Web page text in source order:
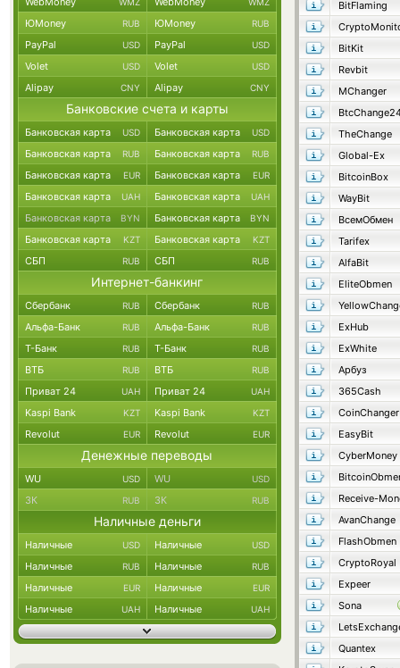
BitFlaming
BitKit
Revbit
MChanger
TheChange
Global-Ex
BitcoinBox
WayBit
ВсемОбмен
Tarifex
AlfaBit
EliteObmen
ExHub
ExWhite
Арбуз
365Cash
CoinChanger
EasyBit
CyberMoney
Receive-
AvanChange
FlashObmen
CryptoRoyal
Expeer
Sona
Quantex
ЮMoney RUB ЮMoney RUB
PayPal USD PayPal USD
Volet USD Volet USD
Alipay CNY Alipay CNY
Банковские счета и карты
Банковская карта USD Банковская карта USD
Банковская карта RUB Банковская карта RUB
Банковская карта EUR Банковская карта EUR
Банковская карта UAH Банковская карта UAH
Банковская карта BYN Банковская карта BYN
Банковская карта KZT Банковская карта KZT
СБП RUB СБП RUB
Интернет-банкинг
Сбербанк RUB Сбербанк RUB
Альфа-Банк RUB Альфа-Банк RUB
Т-Банк RUB Т-Банк RUB
ВТБ RUB ВТБ RUB
Приват 24 UAH Приват 24 UAH
Kaspi Bank KZT Kaspi Bank KZT
Revolut EUR Revolut EUR
Денежные переводы
WU USD WU USD
ЗК RUB ЗК RUB
Наличные деньги
Наличные USD Наличные USD
Наличные RUB Наличные RUB
Наличные EUR Наличные EUR
Наличные UAH Наличные UAH